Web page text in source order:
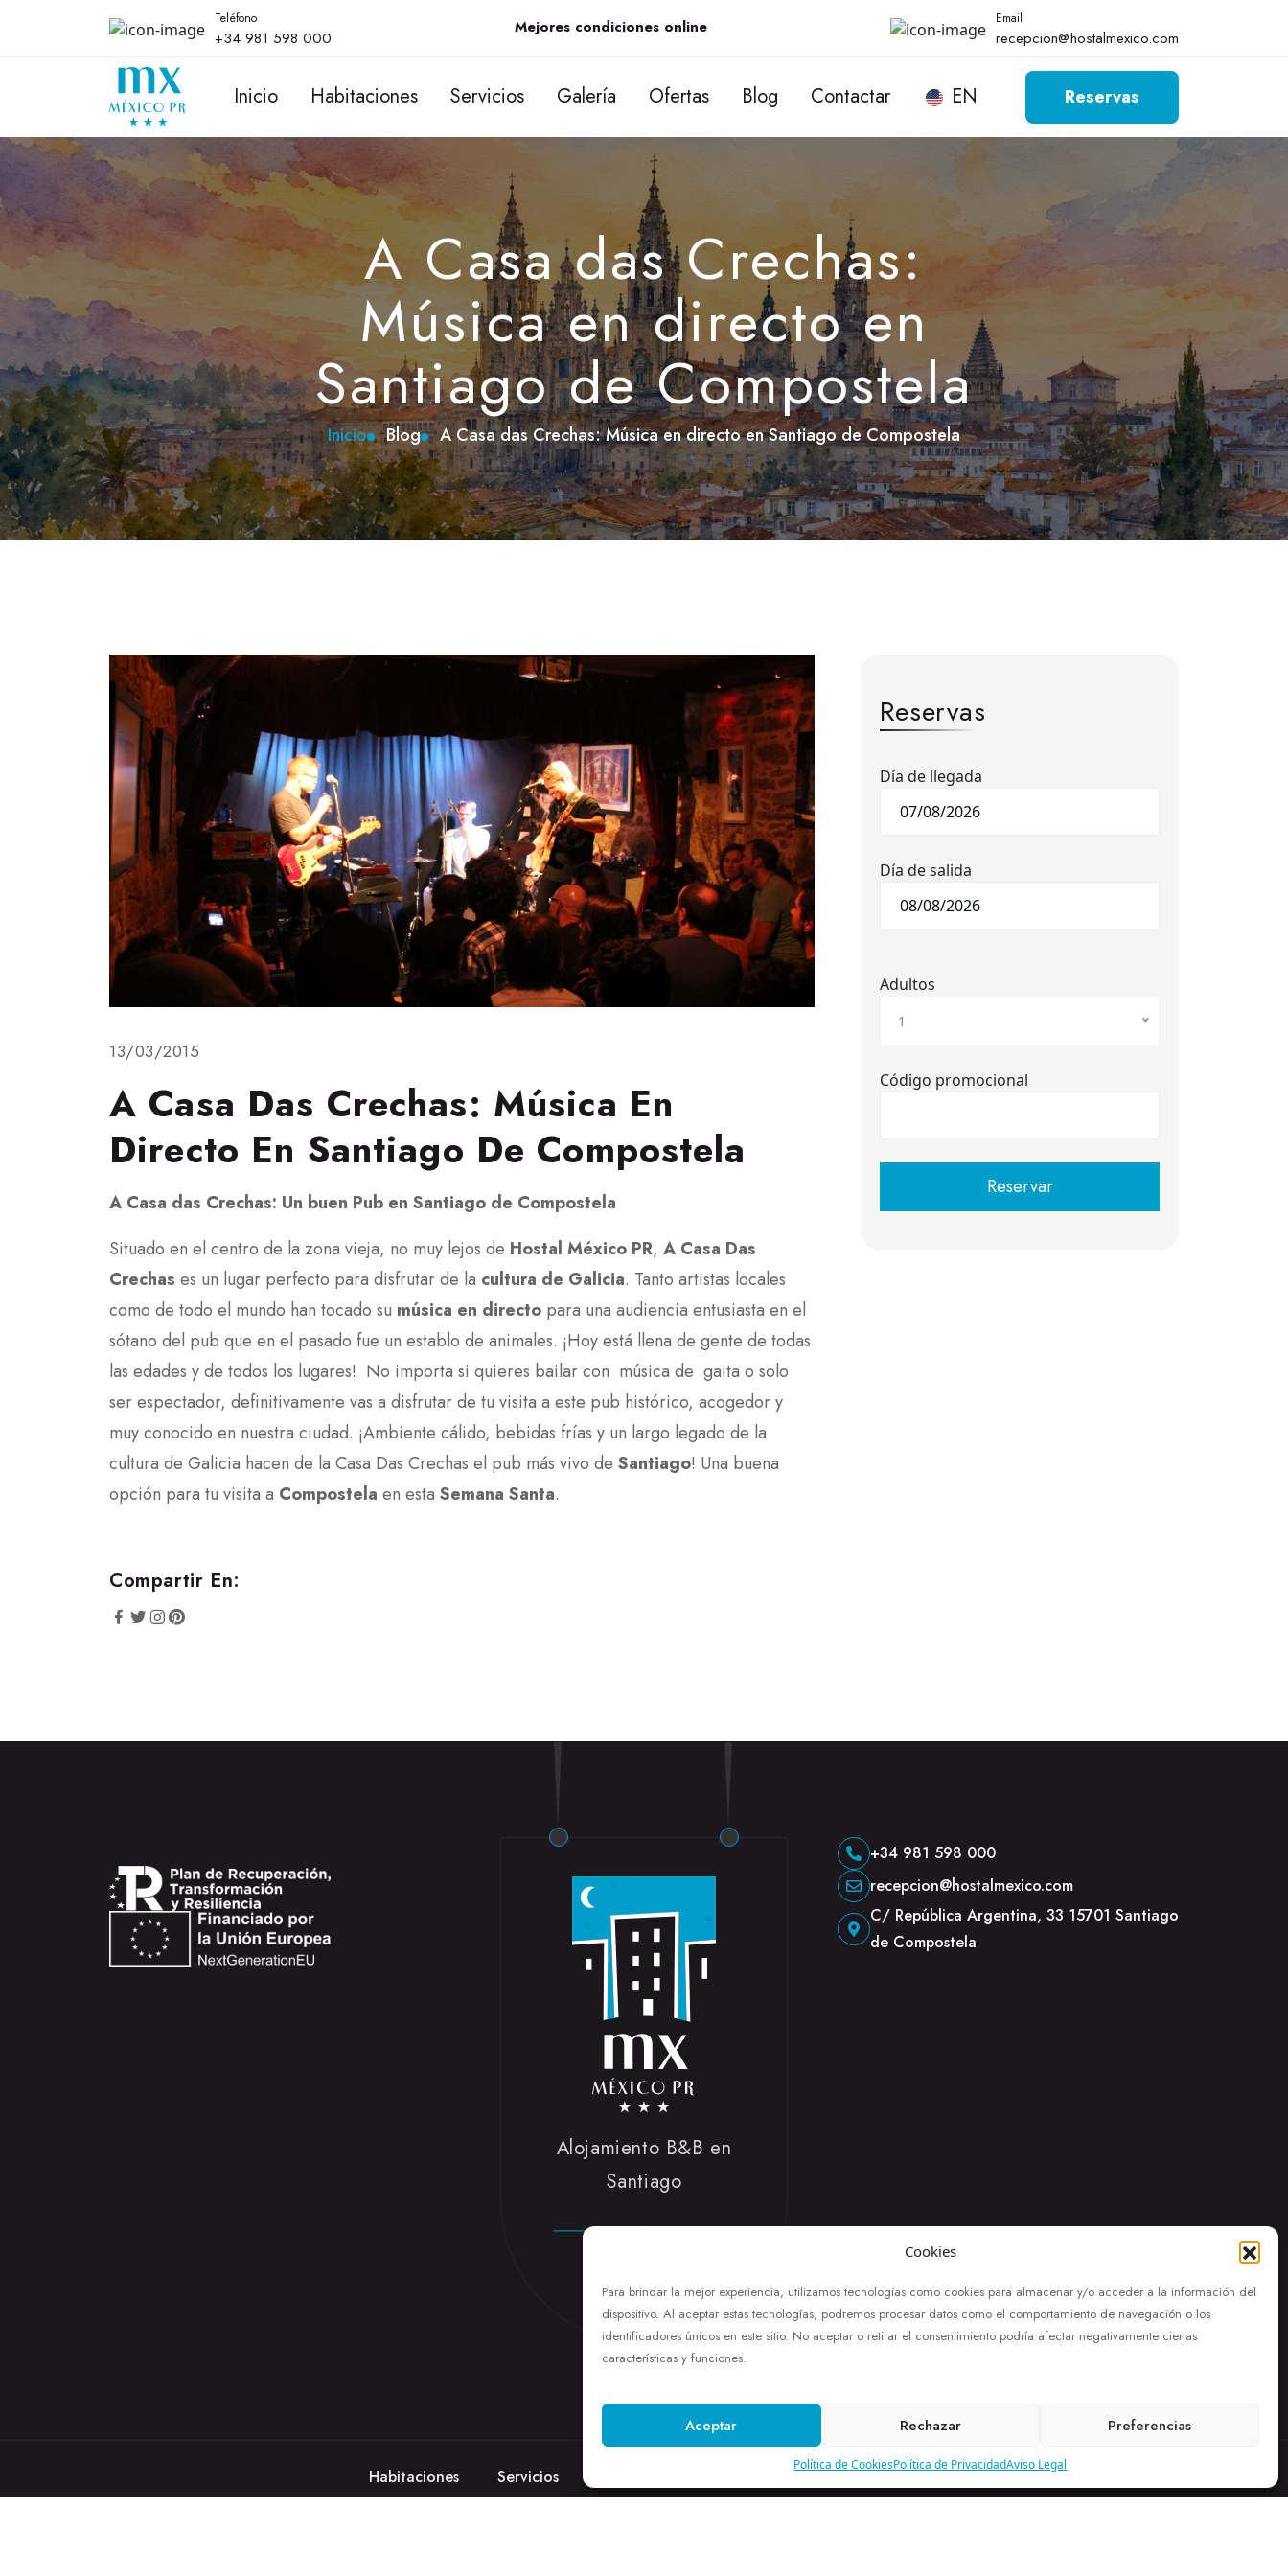
Cookies
Para brindar la mejor experiencia, utilizamos tecnologías como cookies para almacenar y/o acceder a la información del
dispositivo. Al aceptar estas tecnologías, podremos procesar datos como el comportamiento de navegación o los
identificadores únicos en este sitio. No aceptar o retirar el consentimiento podría afectar negativamente ciertas
características y funciones.
Aceptar Rechazar Preferencias
Política de CookiesPolítica de PrivacidadAviso Legal
Teléfono
+34 981 598 000
Mejores condiciones online Email
recepcion@hostalmexico.com
Inicio Habitaciones Servicios Galería Ofertas Blog Contactar EN Reservas
A Casa das Crechas:
Música en directo en
Santiago de Compostela
Inicio Blog A Casa das Crechas: Música en directo en Santiago de Compostela
13/03/2015
A Casa Das Crechas: Música En
Directo En Santiago De Compostela
A Casa das Crechas: Un buen Pub en Santiago de Compostela
Situado en el centro de la zona vieja, no muy lejos de Hostal México PR, A Casa Das
Crechas es un lugar perfecto para disfrutar de la cultura de Galicia. Tanto artistas locales
como de todo el mundo han tocado su música en directo para una audiencia entusiasta en el
sótano del pub que en el pasado fue un establo de animales. ¡Hoy está llena de gente de todas
las edades y de todos los lugares! No importa si quieres bailar con música de gaita o solo
ser espectador, definitivamente vas a disfrutar de tu visita a este pub histórico, acogedor y
muy conocido en nuestra ciudad. ¡Ambiente cálido, bebidas frías y un largo legado de la
cultura de Galicia hacen de la Casa Das Crechas el pub más vivo de Santiago! Una buena
opción para tu visita a Compostela en esta Semana Santa.
Compartir En:
Reservas
Día de llegada
Día de salida
Adultos
1
Código promocional
Reservar
Alojamiento B&B en
Santiago
+34 981 598 000
recepcion@hostalmexico.com
C/ República Argentina, 33 15701 Santiago
de Compostela
Habitaciones Servicios Blog Contactar